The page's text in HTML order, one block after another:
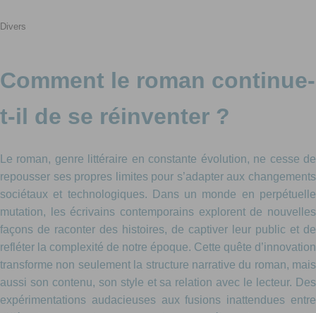
Divers
Comment le roman continue-
t-il de se réinventer ?
Le roman, genre littéraire en constante évolution, ne cesse de
repousser ses propres limites pour s’adapter aux changements
sociétaux et technologiques. Dans un monde en perpétuelle
mutation, les écrivains contemporains explorent de nouvelles
façons de raconter des histoires, de captiver leur public et de
refléter la complexité de notre époque. Cette quête d’innovation
transforme non seulement la structure narrative du roman, mais
aussi son contenu, son style et sa relation avec le lecteur. Des
expérimentations audacieuses aux fusions inattendues entre